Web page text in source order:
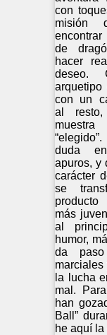
con
misión
de
hacer
deseo.
arquetipo
con un
al
duda
apuros, y
carácter
se
más
al
humor,
da
la lucha
mal.
han
Ball”
he aquí